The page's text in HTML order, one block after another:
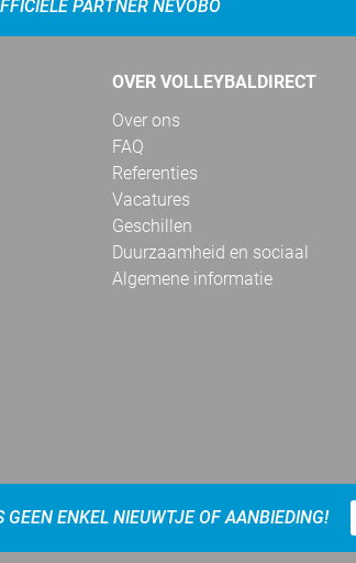
PARTNER NEVOBO
OVER VOLLEYBALDIRECT
Over ons
FAQ
Referenties
Vacatures
Geschillen
Duurzaamheid en sociaal
Algemene informatie
ENKEL NIEUWTJE OF AANBIEDING!